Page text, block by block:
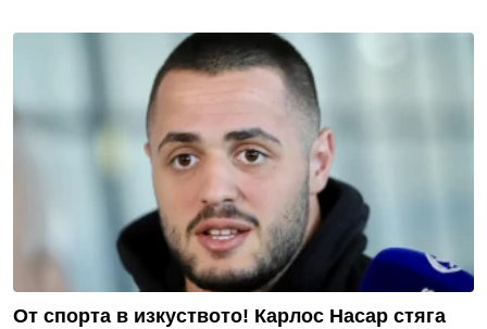
От спорта в изкуството! Карлос Насар стяга